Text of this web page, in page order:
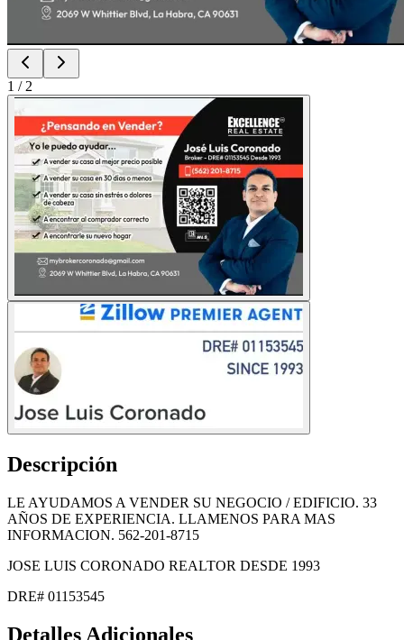
1 / 2
Descripción
LE AYUDAMOS A VENDER SU NEGOCIO / EDIFICIO. 33
AÑOS DE EXPERIENCIA. LLAMENOS PARA MAS
INFORMACION. 562-201-8715
JOSE LUIS CORONADO REALTOR DESDE 1993
DRE# 01153545
Detalles Adicionales